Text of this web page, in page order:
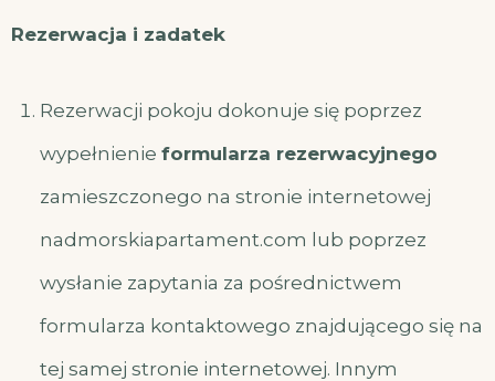
Rezerwacja i zadatek
Rezerwacji pokoju dokonuje się poprzez
wypełnienie formularza rezerwacyjnego
zamieszczonego na stronie internetowej
nadmorskiapartament.com lub poprzez
wysłanie zapytania za pośrednictwem
formularza kontaktowego znajdującego się na
tej samej stronie internetowej. Innym